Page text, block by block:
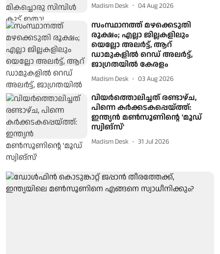
Madism Desk 04 Aug 2026
സംസ്ഥാനത്ത് മഴക്കെടുതി
രൂക്ഷം; എല്ലാ ജില്ലകളിലും
യെല്ലോ അലര്‍ട്ട്, ആറ്
ഡാമുകളില്‍ റെഡ് അലര്‍ട്ട്,
ജാഗ്രതയില്‍ കേരളം
Madism Desk 03 Aug 2026
വിയർത്തൊലിച്ചത് രണ്ടാഴ്ച,
പിന്നെ കർക്കടകപ്പെയ്ത്ത്:
ഇന്ത്യൻ മൺസൂണിന്റെ 'മൂഡ്
സ്വിങ്സ്'
Madism Desk 31 Jul 2026